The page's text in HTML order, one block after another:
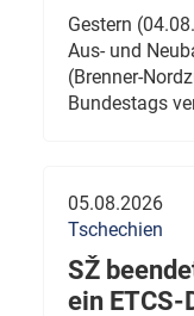
Gestern
Aus- und
(Brenner-
Bundestags
05.08.2026
Tschechien
SŽ
ein